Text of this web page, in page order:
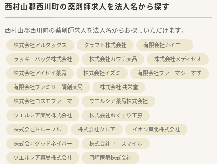
西村山郡西川町の薬剤師求人を法人名から探す
西村山郡西川町の薬剤師求人を法人名からお探しいただけます。
株式会社アルタックス クラフト株式会社
有限会社カイエー
ラッキーバッグ株式会社
株式会社カワチ薬品
株式会社メディセオ
株式会社アイセイ薬局
株式会社イズミ
有限会社ファーマシーすず
有限会社ファミリー調剤薬局
株式会社 共栄堂
株式会社コスモファーマ
ウエルシア薬局株式会社
ウエルシア薬局株式会社
株式会社おくすり工房
株式会社トレーフル
株式会社クレア
イオン東北株式会社
株式会社グッドネイバー
株式会社ユニスマイル
ウエルシア薬局株式会社
岡崎医療株式会社